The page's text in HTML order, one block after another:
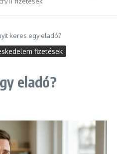
keres egy eladó?
fizetések
eladó?